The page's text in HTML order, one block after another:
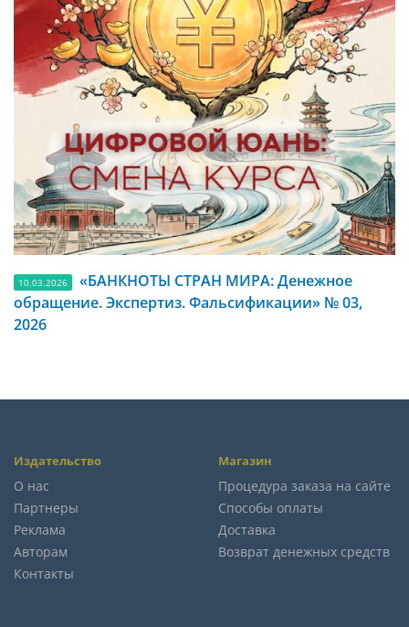
10.03.2026
«БАНКНОТЫ СТРАН МИРА: Денежное
обращение. Экспертиз. Фальсификации» № 03,
2026
Издательство
О нас
Партнеры
Реклама
Авторам
Контакты
Магазин
Процедура заказа на сайте
Способы оплаты
Доставка
Возврат денежных средств